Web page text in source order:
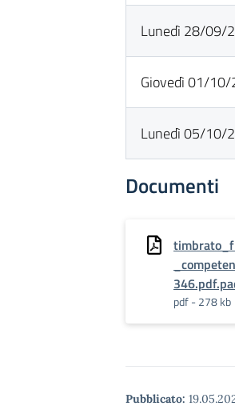
Lunedì 28/09/
Giovedì 01/
Lunedì 05/10/
Documenti
pdf - 278 kb
Pubblicato: